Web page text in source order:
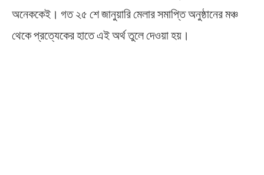
অনেককেই। গত ২৫ শে জানুয়ারি মেলার সমাপ্তি অনুষ্ঠানের মঞ্চ
থেকে প্রত্যেকের হাতে এই অর্থ তুলে দেওয়া হয়।